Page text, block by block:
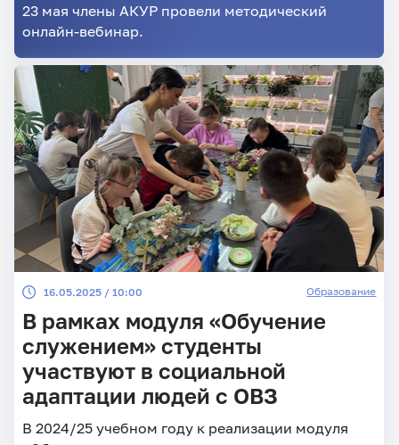
23 мая члены АКУР провели методический
онлайн-вебинар.
16.05.2025 / 10:00 Образование
В рамках модуля «Обучение
служением» студенты
участвуют в социальной
адаптации людей с ОВЗ
В 2024/25 учебном году к реализации модуля